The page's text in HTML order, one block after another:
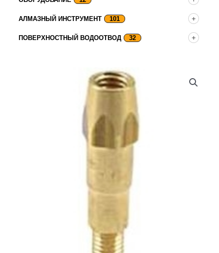
АЛМАЗНЫЙ ИНСТРУМЕНТ 101
ПОВЕРХНОСТНЫЙ ВОДООТВОД 32